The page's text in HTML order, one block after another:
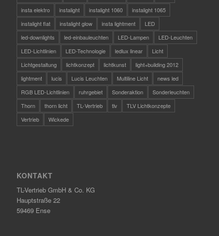
insta elektro
instalight instalight 1060
instalight 1065
instalight flat
instalight glow insta lightment
LED
led-downlights
led-einbauleuchten LED-Lampen
LED-Leuchten
LED-Lichtlinien
LED-Technologie ledlux linear
Licht
Lichtgestaltung
lichtkonzept lichtkunst
light+building 2012
lightment
lucis Lucis Leuchten Multiline Licht
news led
RGB LED-Lichtlinien
ruhrgebiet Sonderaktion
Sonderleuchten
Thorn
thorn licht TL-Vertrieb tlv
TLV Lichtkonzepte
Vertrieb
Wickede
KONTAKT
TL-Vertrieb GmbH & Co. KG
Hauptstraße 22
59469 Ense